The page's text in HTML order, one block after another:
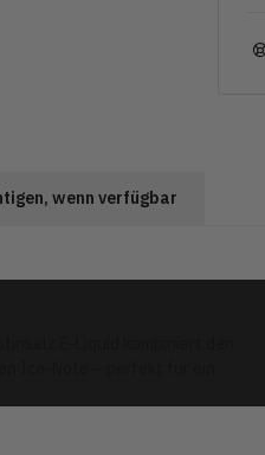
wenn verfügbar